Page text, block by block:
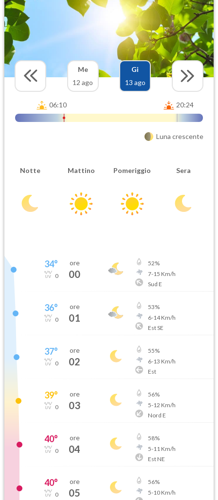
Me
12 ago
Gi
13 ago
06:10 20:24
Luna crescente
Notte Mattino Pomeriggio Sera
34°
0
ore
00
52%
7-15 Km/h
Sud E
36°
0
ore
01
53%
6-14Km/h
Est SE
37°
0
ore
02
55%
6-13 Km/h
Est
39°
0
ore
03
56%
5-12 Km/h
Nord E
40°
0
ore
04
58%
5-11 Km/h
Est NE
40°
0
ore
05
56%
5-10Km/h